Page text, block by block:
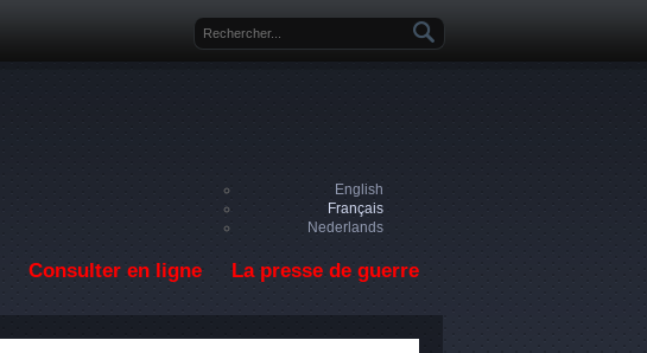
Formulaire de recherche
English
Français
Nederlands
Consulter en ligne La presse de guerre